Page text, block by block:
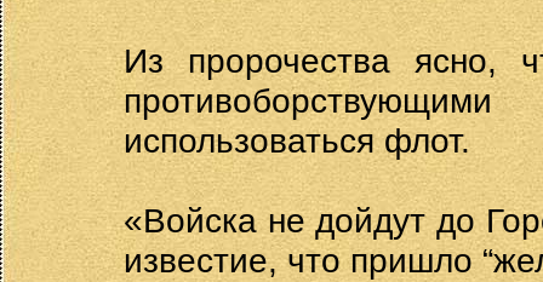
Из пророчества ясно,
использоваться флот.
«Войска не дойдут до
известие, что пришло